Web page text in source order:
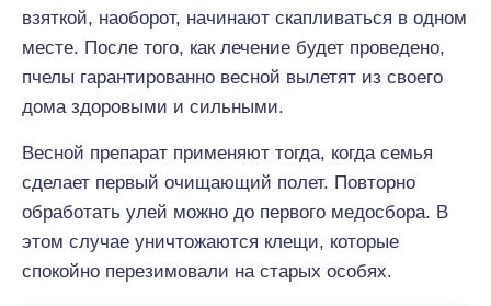
взяткой, наоборот, начинают скапливаться в одном
месте. После того, как лечение будет проведено,
пчелы гарантированно весной вылетят из своего
дома здоровыми и сильными.
Весной препарат применяют тогда, когда семья
сделает первый очищающий полет. Повторно
обработать улей можно до первого медосбора. В
этом случае уничтожаются клещи, которые
спокойно перезимовали на старых особях.